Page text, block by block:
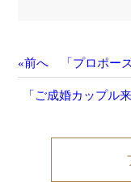
«前へ 「プロポーズ
「ご成婚カップ